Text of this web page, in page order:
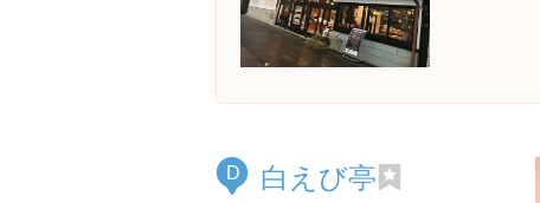
D 白えび亭